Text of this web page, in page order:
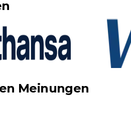
Meinungen